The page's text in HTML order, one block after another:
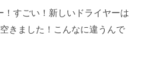
！すごい！新しいドライヤーは
きました！こんなに違うんで